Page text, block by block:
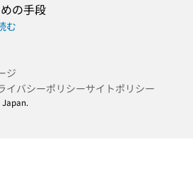
の手段
む
ジ
イバシーポリシーサイトポリシー